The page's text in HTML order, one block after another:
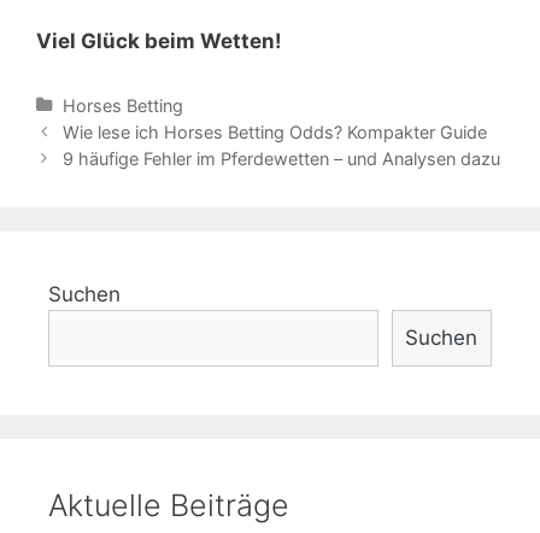
Viel Glück beim Wetten!
Categories
Horses Betting
Post
navigation
Wie lese ich Horses Betting Odds? Kompakter Guide
9 häufige Fehler im Pferdewetten – und Analysen dazu
Suchen
Suchen
Aktuelle Beiträge